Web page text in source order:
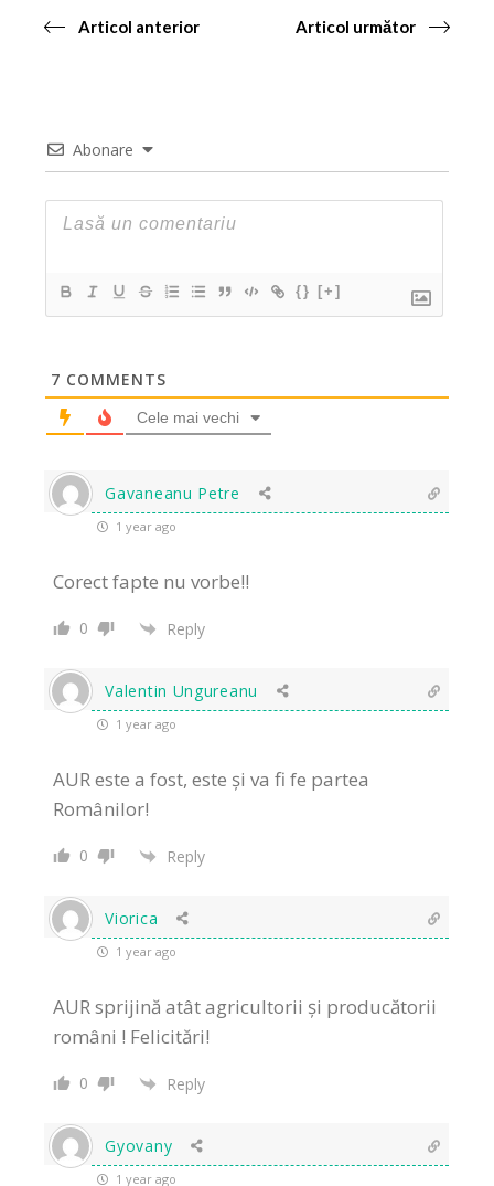
Articol anterior Articol următor
Abonare
{} [+]
7 COMMENTS
Cele mai vechi
Gavaneanu Petre
1 year ago
Corect fapte nu vorbe!!
0 Reply
Valentin Ungureanu
1 year ago
AUR este a fost, este și va fi fe partea
Românilor!
0 Reply
Viorica
1 year ago
AUR sprijină atât agricultorii și producătorii
români ! Felicitări!
0 Reply
Gyovany
1 year ago